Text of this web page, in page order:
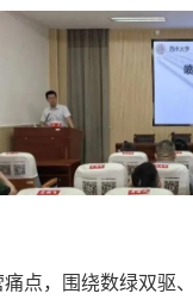
点，围绕数绿双驱